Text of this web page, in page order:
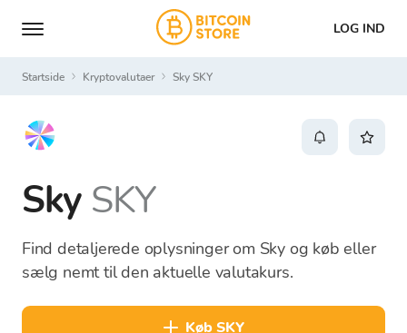
LOG IND
Startside Kryptovalutaer Sky SKY
Sky SKY
Find detaljerede oplysninger om Sky og køb eller
sælg nemt til den aktuelle valutakurs.
køb SKY